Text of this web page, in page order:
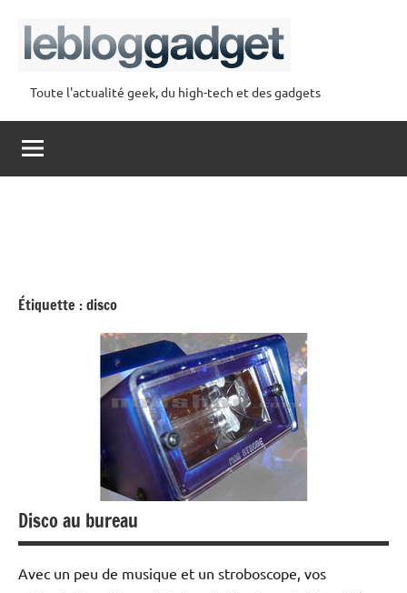
contenu
lebloggadget
Toute l'actualité geek, du high-tech et des gadgets
Étiquette :disco
Disco au bureau
Avec un peu de musique et un stroboscope, vos